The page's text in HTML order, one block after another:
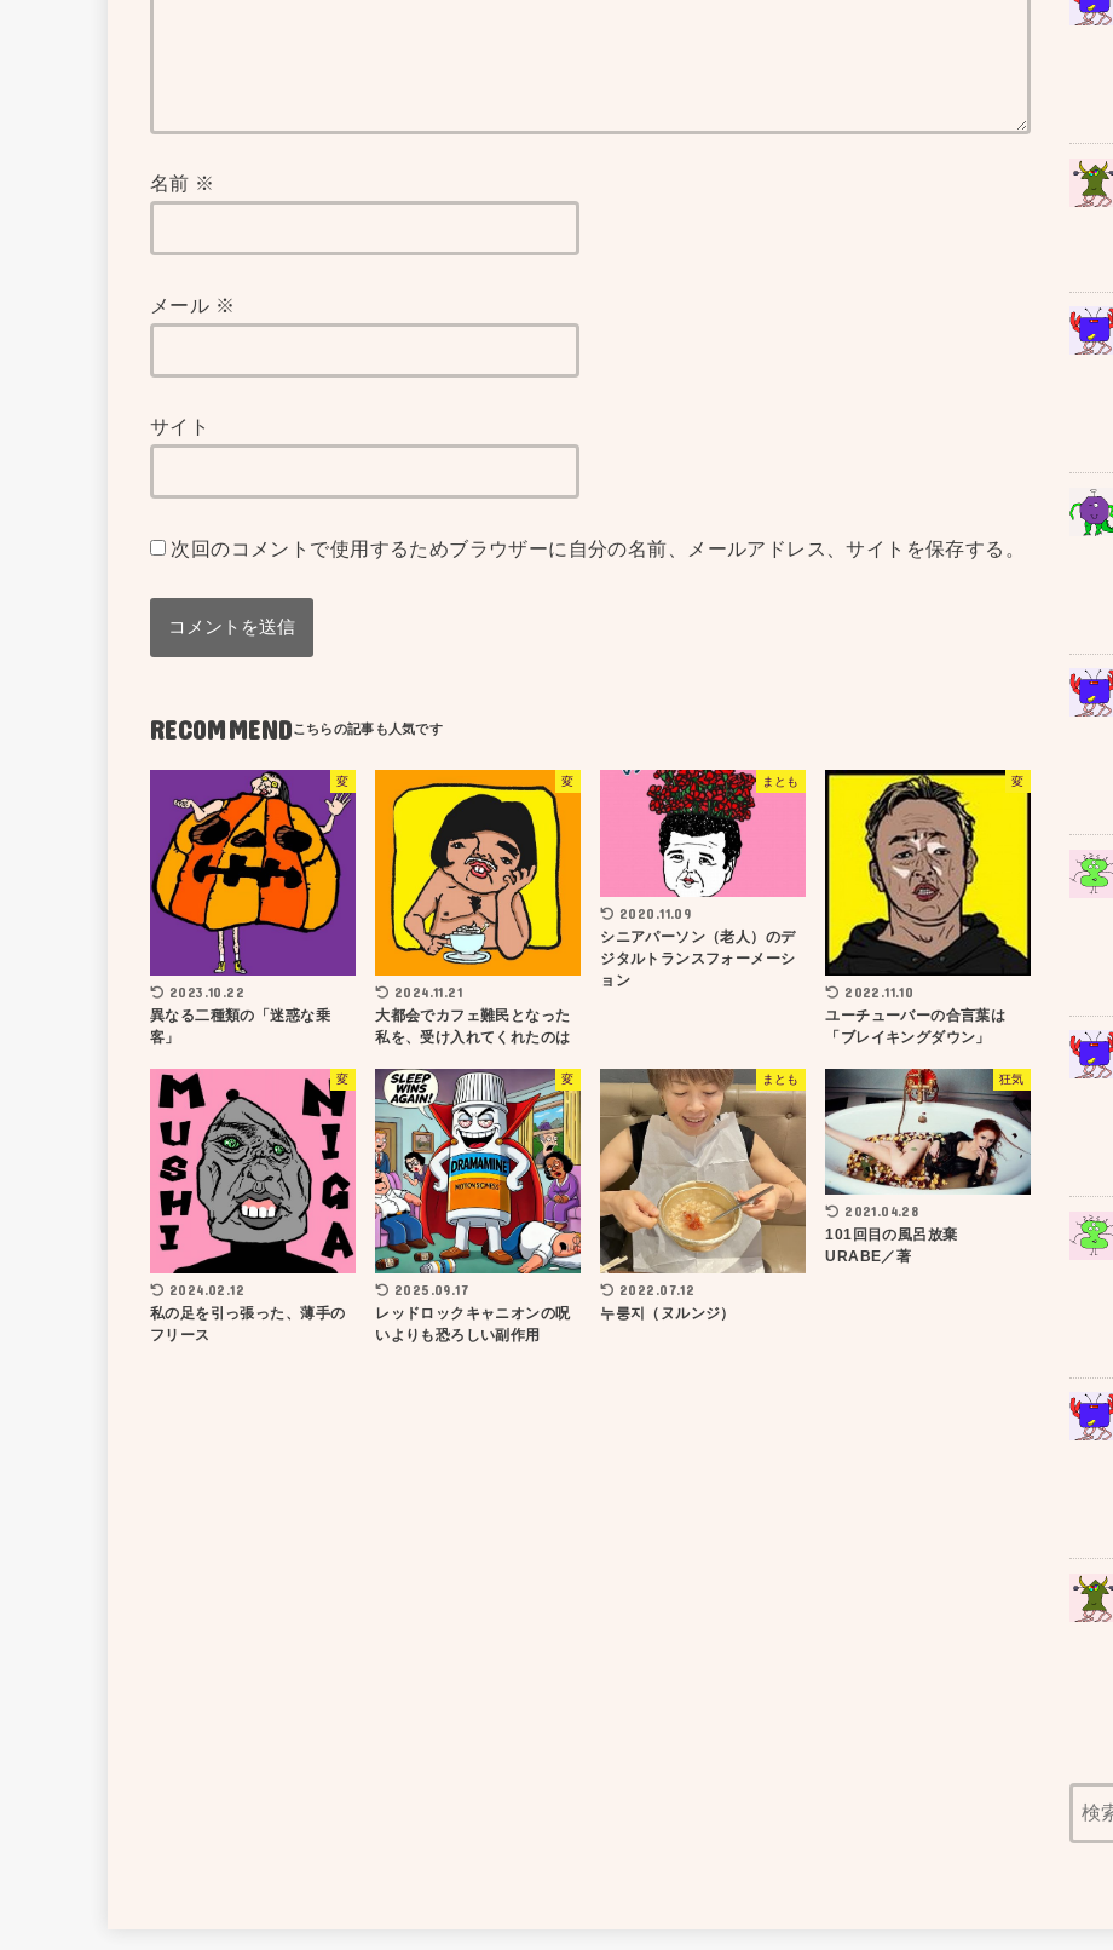
名前 ※
メール ※
サイト
次回のコメントで使用するためブラウザーに自分の名前、メールアドレス、サイトを保存する。
RECOMMEND
変
2023.10.22
異なる二種類の「迷惑な乗
客」
変
2024.11.21
大都会でカフェ難民となった
私を、受け入れてくれたのは
まとも
2020.11.09
シニアパーソン（老人）のデ
ジタルトランスフォーメーシ
ョン
変
2022.11.10
ユーチューバーの合言葉は
「ブレイキングダウン」
変
2024.02.12
私の足を引っ張った、薄手の
フリース
変
2025.09.17
レッドロックキャニオンの呪
いよりも恐ろしい副作用
まとも
2022.07.12
누룽지（ヌルンジ）
狂気
2021.04.28
101回目の風呂放棄
URABE／著